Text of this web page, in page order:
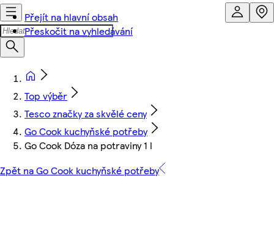
Přejít na hlavní obsah
Přeskočit na vyhledávání
Top výběr
Tesco značky za skvělé ceny
Go Cook kuchyňské potřeby
Go Cook Dóza na potraviny 1 l
Zpět na Go Cook kuchyňské potřeby